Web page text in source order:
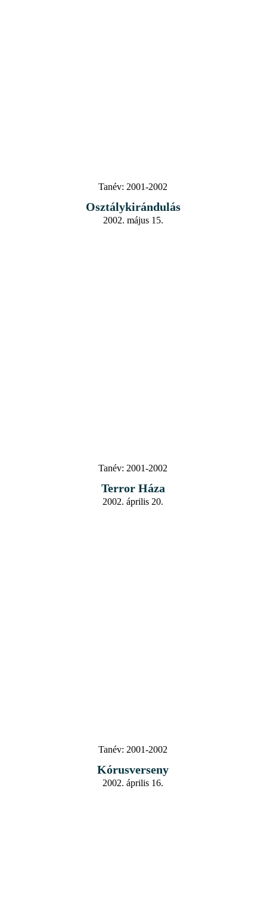
Tanév: 2001-2002
Osztálykirándulás
2002. május 15.
Tanév: 2001-2002
Terror Háza
2002. április 20.
Tanév: 2001-2002
Kórusverseny
2002. április 16.